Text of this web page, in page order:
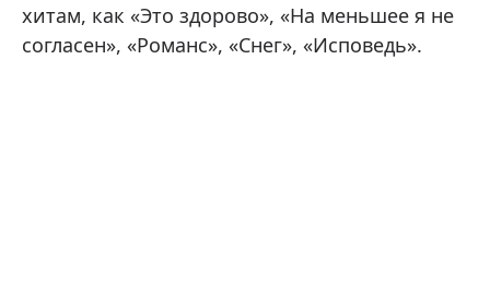
хитам, как «Это здорово», «На меньшее я не
согласен», «Романс», «Снег», «Исповедь».